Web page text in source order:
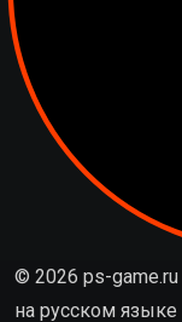
© 2026 ps-game.ru
на русском языке